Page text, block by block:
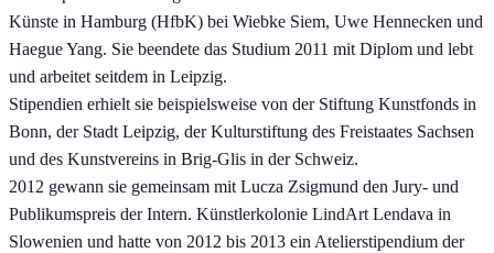
Künste in Hamburg (HfbK) bei Wiebke Siem, Uwe Hennecken und
Haegue Yang. Sie beendete das Studium 2011 mit Diplom und lebt
und arbeitet seitdem in Leipzig.
Stipendien erhielt sie beispielsweise von der Stiftung Kunstfonds in
Bonn, der Stadt Leipzig, der Kulturstiftung des Freistaates Sachsen
und des Kunstvereins in Brig-Glis in der Schweiz.
2012 gewann sie gemeinsam mit Lucza Zsigmund den Jury- und
Publikumspreis der Intern. Künstlerkolonie LindArt Lendava in
Slowenien und hatte von 2012 bis 2013 ein Atelierstipendium der